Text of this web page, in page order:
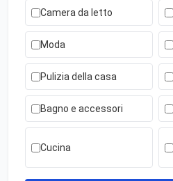
Camera da letto
Moda
Pulizia della casa
Bagno e accessori
Cucina